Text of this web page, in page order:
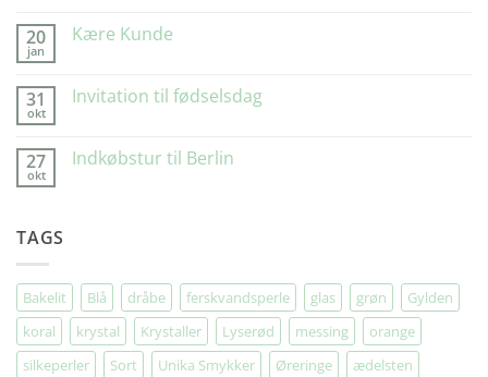
Glad”
20
jan
Kære Kunde
Kære
31
okt
Invitation til fødselsdag
Invitation
27
okt
Indkøbstur til Berlin
TAGS
Bakelit Blå dråbe ferskvandsperle glas grøn
Gylden
koral
krystal Krystaller Lyserød messing
orange
silkeperler
Sort Unika Smykker Øreringe ædelsten